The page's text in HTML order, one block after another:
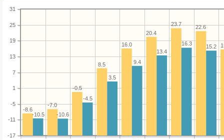
-17
-11
-5
1
7
13
19
25
31
22.6
23.7
20.4
16.0
8.5
-0.5
-7.0
-8.6
15.2
16.3
13.4
9.4
3.5
-4.5
-10.6
-10.5